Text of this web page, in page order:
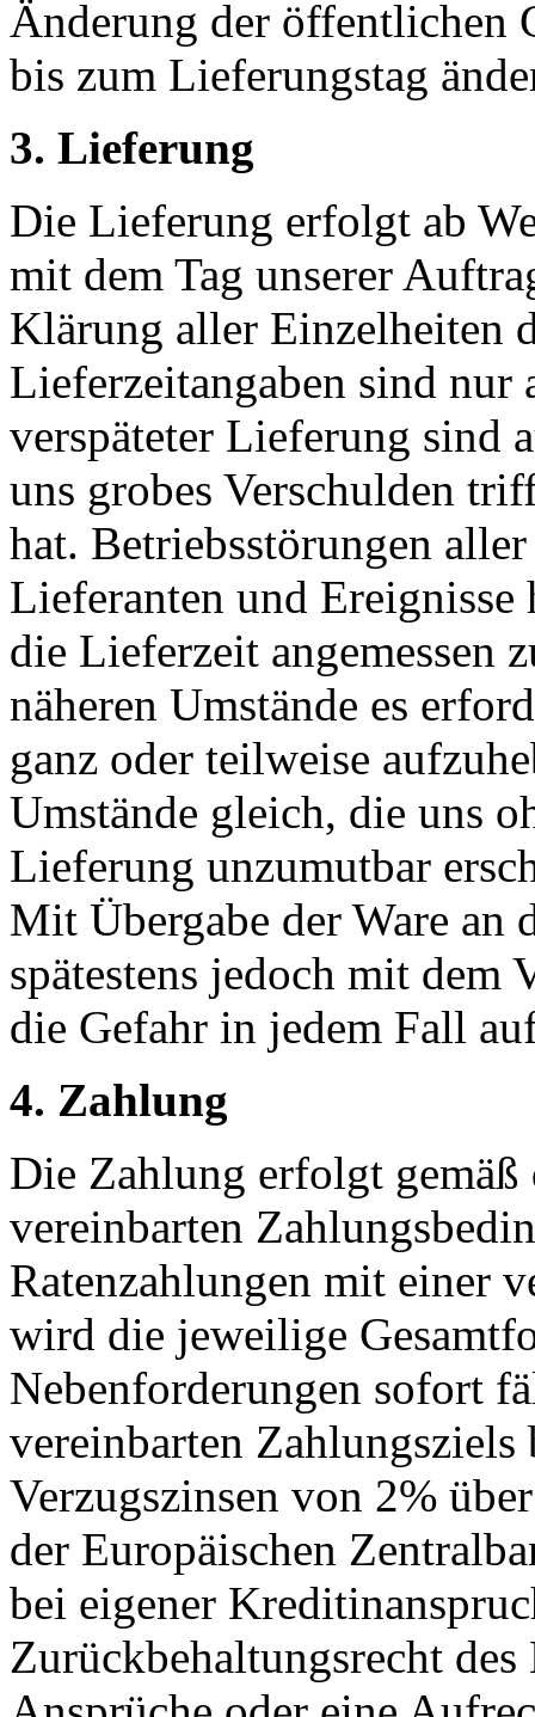
Änderung der öffentlichen
bis zum Lieferungstag
3. Lieferung
Die Lieferung erfolgt ab
mit dem Tag unserer
Klärung aller Einzelheiten
Lieferzeitangaben sind nur
verspäteter Lieferung sind
uns grobes Verschulden
hat. Betriebsstörungen
Lieferanten und Ereignisse
die Lieferzeit angemessen
näheren Umstände es
ganz oder teilweise
Umstände gleich, die uns
Lieferung unzumutbar
Mit Übergabe der Ware an
spätestens jedoch mit dem
die Gefahr in jedem Fall
4. Zahlung
Die Zahlung erfolgt
vereinbarten
Ratenzahlungen mit einer
wird die jeweilige
Nebenforderungen sofort
vereinbarten
Verzugszinsen von 2%
der Europäischen
bei eigener
Zurückbehaltungsrecht